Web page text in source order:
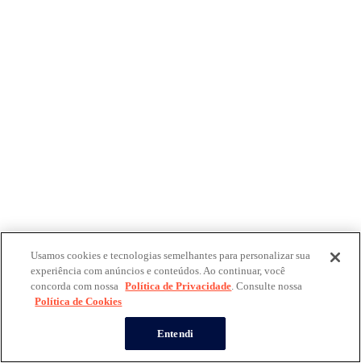
Usamos cookies e tecnologias semelhantes para personalizar sua
experiência com anúncios e conteúdos. Ao continuar, você
concorda com nossa Política de Privacidade. Consulte nossa
Política de Cookies
Entendi